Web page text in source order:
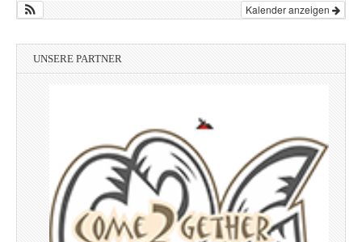
Kalender anzeigen
UNSERE PARTNER